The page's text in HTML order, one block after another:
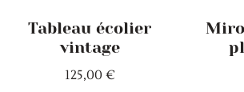
Tableau écolier
vintage
125,00 €